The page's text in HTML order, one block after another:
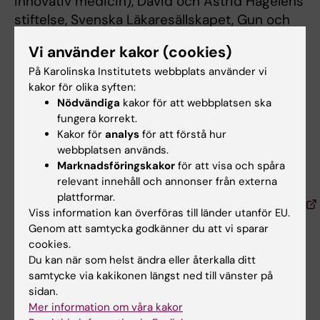
stiftelse, Svenska Läkaresällskapet, Gun och
Marianne och Marcus Wallenbergs stiftelse,
Wallenberg Advanced Bioinformatics
Infrastructure, och EU-kommissionens
program Marie Skłodowska-Curie.
Publikation
”Somatic mutagenesis in satellite cells
associates with human skeletal muscle aging”
Irene Franco, Anna Johansson, Karl Olsson,
Peter Vrtačnik, Pär Lundin, Hafdis T.
Helgadottir, Malin Larsson, Gwladys
Revêchon,Carla Bosia, Andrea Pagnani, Paolo
Provero, Thomas Gustafsson, Helene Fischer,
Vi använder kakor (cookies)
På Karolinska Institutets webbplats använder vi
kakor för olika syften:
Nödvändiga kakor för att webbplatsen ska
fungera korrekt.
Kakor för analys för att förstå hur
webbplatsen används.
Marknadsföringskakor för att visa och spåra
relevant innehåll och annonser från externa
plattformar.
Viss information kan överföras till länder utanför EU.
Genom att samtycka godkänner du att vi sparar
cookies.
Du kan när som helst ändra eller återkalla ditt
samtycke via kakikonen längst ned till vänster på
sidan.
Mer information om våra kakor